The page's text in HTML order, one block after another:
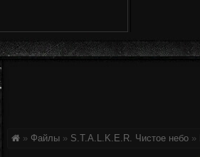
» Файлы » S.T.A.L.K.E.R. Чистое небо »